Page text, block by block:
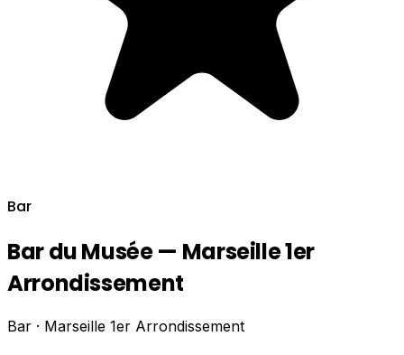
Bar
Bar du Musée — Marseille 1er
Arrondissement
Bar · Marseille 1er Arrondissement